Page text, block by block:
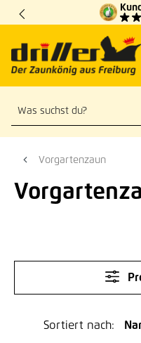
Zum Hauptinhalt springen
Vorgartenzaun
Sortiert nach: